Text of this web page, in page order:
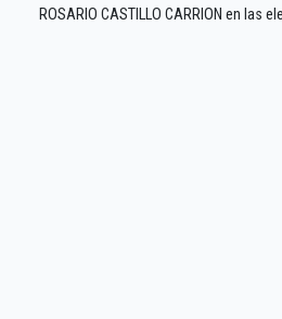
ROSARIO CASTILLO CARRION en las